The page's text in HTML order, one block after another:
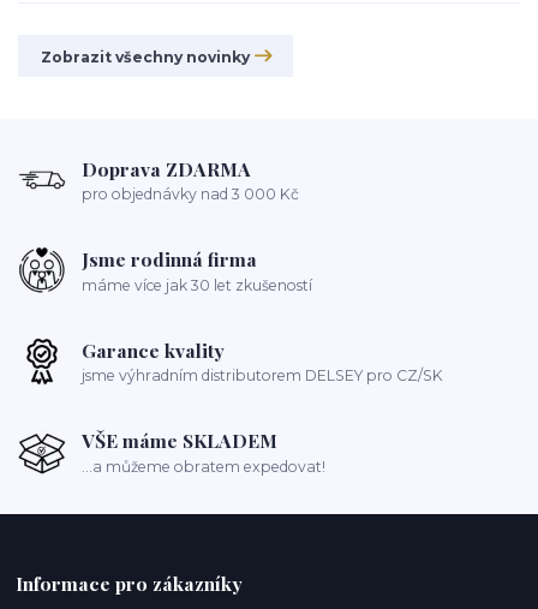
Zobrazit všechny novinky
Doprava ZDARMA
pro objednávky nad 3 000 Kč
Jsme rodinná firma
máme více jak 30 let zkušeností
Garance kvality
jsme výhradním distributorem DELSEY pro CZ/SK
VŠE máme SKLADEM
...a můžeme obratem expedovat!
Informace pro zákazníky